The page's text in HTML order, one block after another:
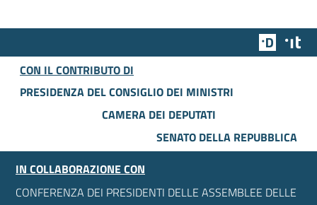
Team
CON IL CONTRIBUTO DI
PRESIDENZA DEL CONSIGLIO DEI MINISTRI
CAMERA DEI DEPUTATI
SENATO DELLA REPUBBLICA
IN COLLABORAZIONE CON
CONFERENZA DEI PRESIDENTI DELLE ASSEMBLEE DELLE